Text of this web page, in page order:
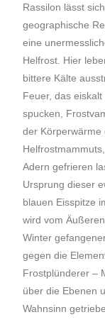
Rassilon lässt
geographische
eine
Helfrost. Hier
bittere Kälte
Feuer, das
spucken,
der
Adern gefrieren
Ursprung dieser
blauen Eisspitze
wird vom
Winter
gegen die
Frostplünderer –
über die Ebenen
Wahnsinn